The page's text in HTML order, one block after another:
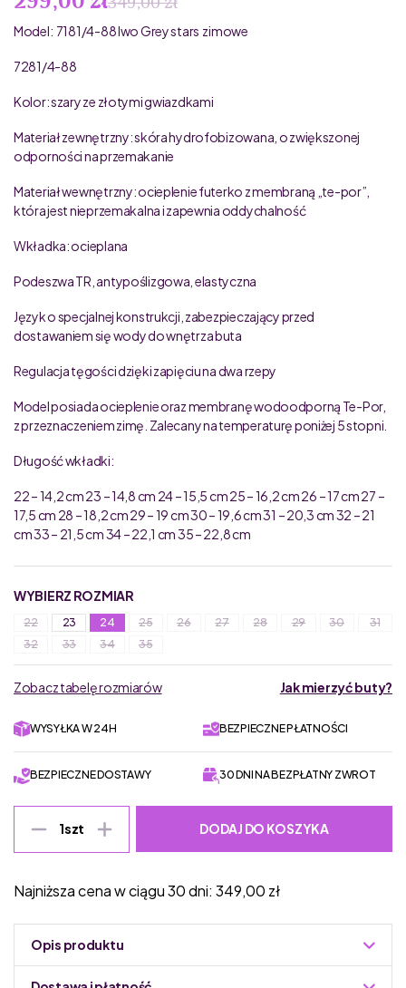
Model: 7181/4-88 Iwo Grey stars zimowe
7281/4-88
Kolor: szary ze złotymi gwiazdkami
Materiał zewnętrzny: skóra hydrofobizowana, o zwiększonej
odporności na przemakanie
Materiał wewnętrzny: ocieplenie futerko z membraną „te-por”,
która jest nieprzemakalna i zapewnia oddychalność
Wkładka: ocieplana
Podeszwa TR, antypoślizgowa, elastyczna
Język o specjalnej konstrukcji, zabezpieczający przed
dostawaniem się wody do wnętrza buta
Regulacja tęgości dzięki zapięciu na dwa rzepy
Model posiada ocieplenie oraz membranę wodoodporną Te-Por,
z przeznaczeniem zimę. Zalecany na temperaturę poniżej 5 stopni.
Długość wkładki:
22 – 14,2 cm 23 – 14,8 cm 24 – 15,5 cm 25 – 16,2 cm 26 – 17 cm 27 –
17,5 cm 28 – 18,2 cm 29 – 19 cm 30 – 19,6 cm 31 – 20,3 cm 32 – 21
cm 33 – 21,5 cm 34 – 22,1 cm 35 – 22,8 cm
WYBIERZ ROZMIAR
22 23 24 25 26 27 28 29 30
31
32
33 34 35
Zobacz tabelę rozmiarów Jak mierzyć buty?
WYSYŁKA W 24H BEZPIECZNE PŁATNOŚCI
BEZPIECZNE DOSTAWY 30 DNI NA BEZPŁATNY ZWROT
1szt DODAJ DO KOSZYKA
Najniższa cena w ciągu 30 dni: 349,00 zł
Opis produktu